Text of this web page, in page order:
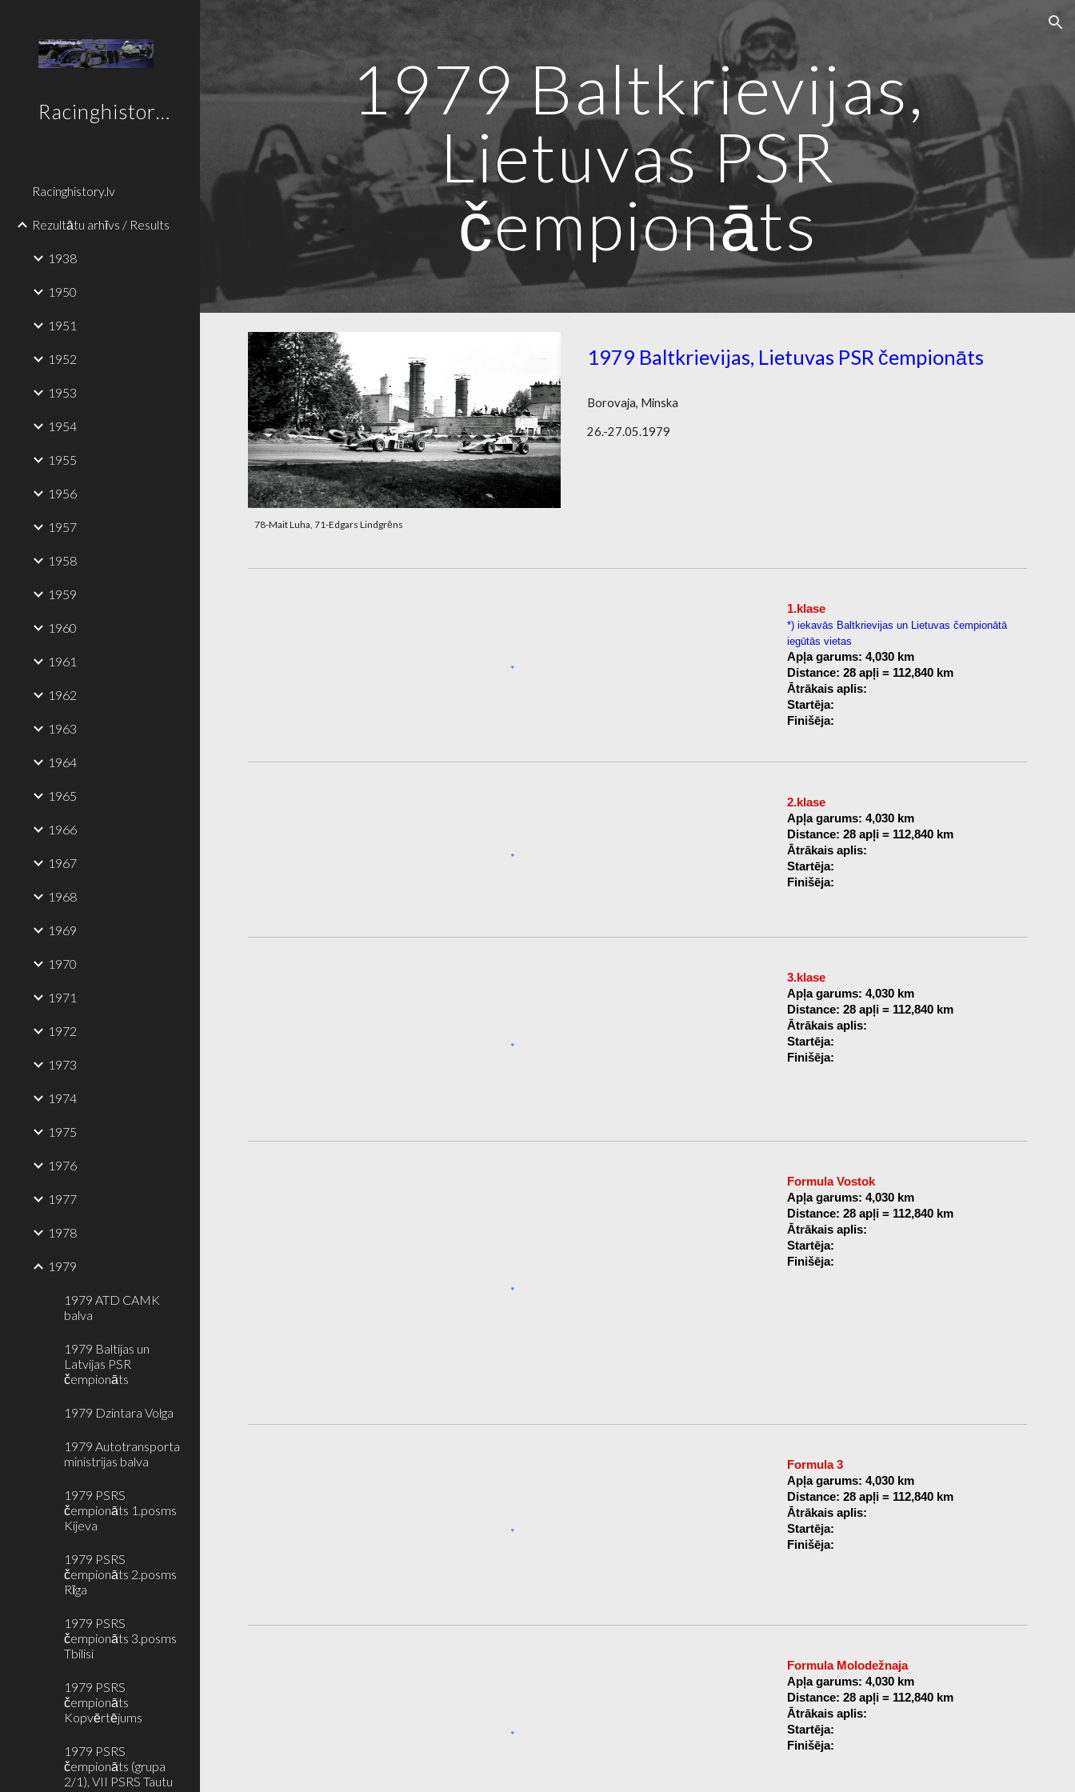
Skip to navigation
Racinghistory.lv
Racinghistory.lv
Rezultātu arhīvs / Results
1938
1950
1951
1952
1953
1954
1955
1956
1957
1958
1959
1960
1961
1962
1963
1964
1965
1966
1967
1968
1969
1970
1971
1972
1973
1974
1975
1976
1977
1978
1979
1979 ATD CAMK
balva
1979 Baltijas un
Latvijas PSR
čempionāts
1979 Dzintara Volga
1979 Autotransporta
ministrijas balva
1979 PSRS
čempionāts 1.posms
Kijeva
1979 PSRS
čempionāts 2.posms
Rīga
1979 PSRS
čempionāts 3.posms
Tbilisi
1979 PSRS
čempionāts
Kopvērtējums
1979 PSRS
čempionāts (grupa
2/1), VII PSRS Tautu
1979 Baltkrievijas,
Lietuvas PSR
čempionāts
78-Mait Luha, 71-Edgars Lindgrēns
1979 Baltkrievijas, Lietuvas PSR čempionāts
Borovaja, Minska
26.-27.05.1979
1.klase
*) iekavās Baltkrievijas un Lietuvas čempionātā
iegūtās vietas
Apļa garums: 4,030 km
Distance: 28 apļi = 112,840 km
Ātrākais aplis:
Startēja:
Finišēja:
2.klase
Apļa garums: 4,030 km
Distance: 28 apļi = 112,840 km
Ātrākais aplis:
Startēja:
Finišēja:
3.klase
Apļa garums: 4,030 km
Distance: 28 apļi = 112,840 km
Ātrākais aplis:
Startēja:
Finišēja:
Formula Vostok
Apļa garums: 4,030 km
Distance: 28 apļi = 112,840 km
Ātrākais aplis:
Startēja:
Finišēja:
Formula 3
Apļa garums: 4,030 km
Distance: 28 apļi = 112,840 km
Ātrākais aplis:
Startēja:
Finišēja:
Formula Molodežnaja
Apļa garums: 4,030 km
Distance: 28 apļi = 112,840 km
Ātrākais aplis:
Startēja:
Finišēja: